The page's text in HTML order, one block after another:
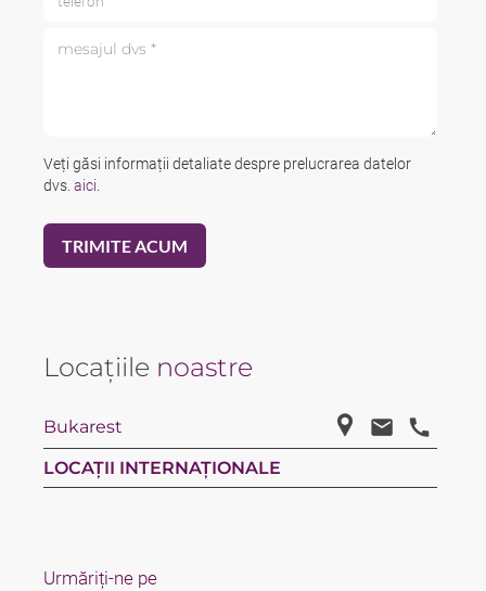
Veți găsi informații detaliate despre prelucrarea datelor
dvs. aici
Locațiile noastre
Bukarest
LOCAȚII INTERNAȚIONALE
Urmăriți-ne pe